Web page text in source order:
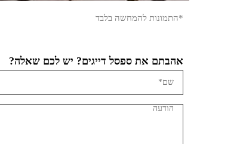
*התמונות להמחשה בלבד
אהבתם את ספסל דייגים? יש לכם שאלה?